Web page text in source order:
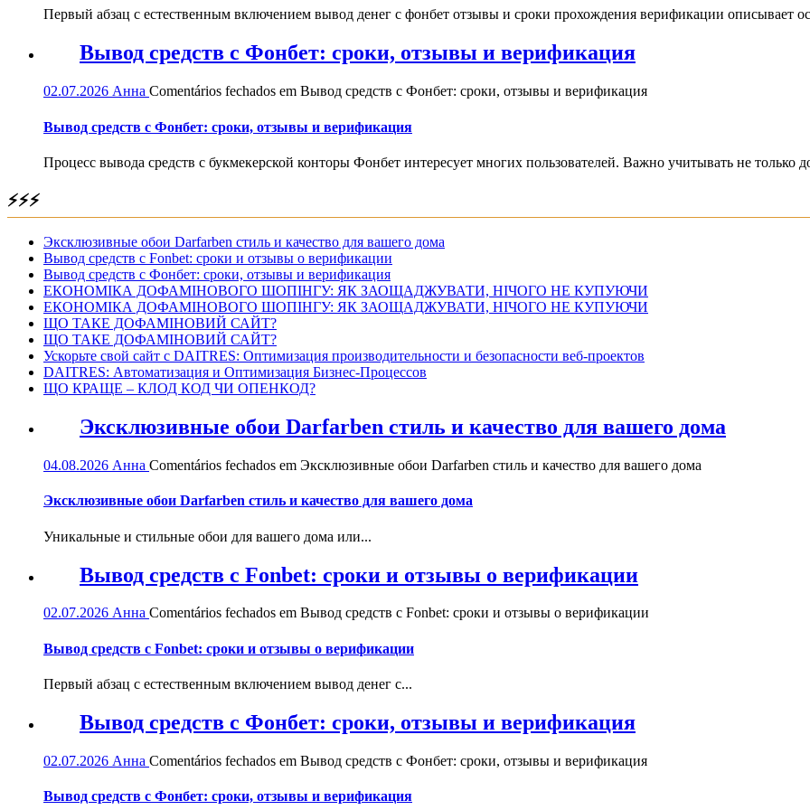
Первый абзац с естественным включением вывод денег с фонбет отзывы и сроки прохождения верификации описывает
Вывод средств с Фонбет: сроки, отзывы и верификация
02.07.2026 Анна Comentários fechados em Вывод средств с Фонбет: сроки, отзывы и верификация
Вывод средств с Фонбет: сроки, отзывы и верификация
Процесс вывода средств с букмекерской конторы Фонбет интересует многих пользователей. Важно учитывать не только
⚡⚡⚡
Эксклюзивные обои Darfarben стиль и качество для вашего дома
Вывод средств с Fonbet: сроки и отзывы о верификации
Вывод средств с Фонбет: сроки, отзывы и верификация
ЕКОНОМІКА ДОФАМІНОВОГО ШОПІНГУ: ЯК ЗАОЩАДЖУВАТИ, НІЧОГО НЕ КУПУЮЧИ
ЕКОНОМІКА ДОФАМІНОВОГО ШОПІНГУ: ЯК ЗАОЩАДЖУВАТИ, НІЧОГО НЕ КУПУЮЧИ
ЩО ТАКЕ ДОФАМІНОВИЙ САЙТ?
ЩО ТАКЕ ДОФАМІНОВИЙ САЙТ?
Ускорьте свой сайт с DAITRES: Оптимизация производительности и безопасности веб-проектов
DAITRES: Автоматизация и Оптимизация Бизнес-Процессов
ЩО КРАЩЕ – КЛОД КОД ЧИ ОПЕНКОД?
Эксклюзивные обои Darfarben стиль и качество для вашего дома
04.08.2026 Анна Comentários fechados em Эксклюзивные обои Darfarben стиль и качество для вашего дома
Эксклюзивные обои Darfarben стиль и качество для вашего дома
Уникальные и стильные обои для вашего дома или...
Вывод средств с Fonbet: сроки и отзывы о верификации
02.07.2026 Анна Comentários fechados em Вывод средств с Fonbet: сроки и отзывы о верификации
Вывод средств с Fonbet: сроки и отзывы о верификации
Первый абзац с естественным включением вывод денег с...
Вывод средств с Фонбет: сроки, отзывы и верификация
02.07.2026 Анна Comentários fechados em Вывод средств с Фонбет: сроки, отзывы и верификация
Вывод средств с Фонбет: сроки, отзывы и верификация